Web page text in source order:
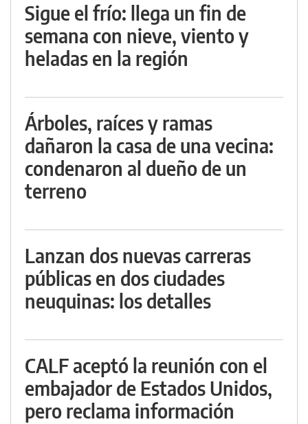
Sigue el frío: llega un fin de
semana con nieve, viento y
heladas en la región
Árboles, raíces y ramas
dañaron la casa de una vecina:
condenaron al dueño de un
terreno
Lanzan dos nuevas carreras
públicas en dos ciudades
neuquinas: los detalles
CALF aceptó la reunión con el
embajador de Estados Unidos,
pero reclama información